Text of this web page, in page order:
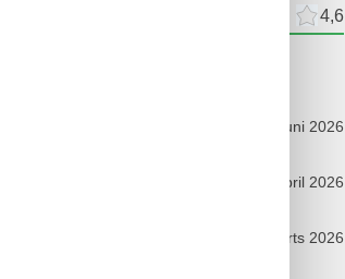
4,6
juni 2026
april 2026
marts 2026